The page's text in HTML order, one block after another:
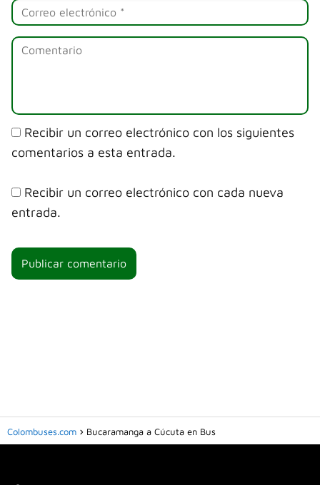
Recibir un correo electrónico con los siguientes
comentarios a esta entrada.
Recibir un correo electrónico con cada nueva
entrada.
Colombuses.com Bucaramanga a Cúcuta en Bus